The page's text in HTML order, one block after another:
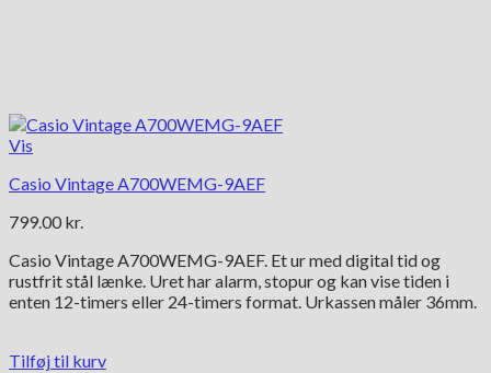
Vis
Casio Vintage A700WEMG-9AEF
799.00 kr.
Casio Vintage A700WEMG-9AEF. Et ur med digital tid og
rustfrit stål lænke. Uret har alarm, stopur og kan vise tiden i
enten 12-timers eller 24-timers format. Urkassen måler 36mm.
Tilføj til kurv